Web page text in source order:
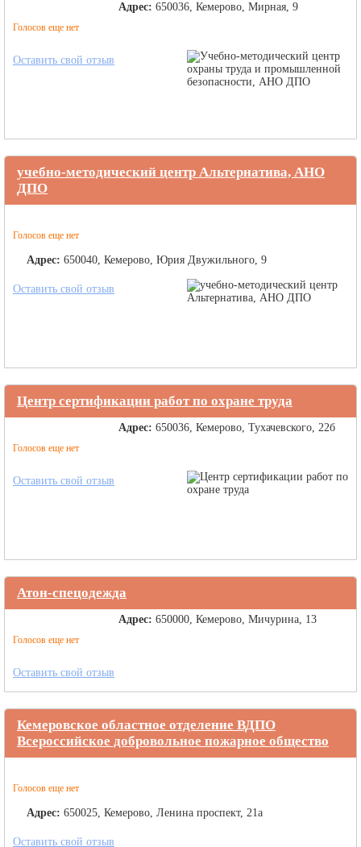
Голосов еще нет
Адрес: 650036, Кемерово, Мирная, 9
Оставить свой отзыв
учебно-методический центр Альтернатива, АНО
ДПО
Голосов еще нет
Адрес: 650040, Кемерово, Юрия Двужильного, 9
Оставить свой отзыв
Центр сертификации работ по охране труда
Голосов еще нет
Адрес: 650036, Кемерово, Тухачевского, 22б
Оставить свой отзыв
Атон-спецодежда
Голосов еще нет
Адрес: 650000, Кемерово, Мичурина, 13
Оставить свой отзыв
Кемеровское областное отделение ВДПО
Всероссийское добровольное пожарное общество
Голосов еще нет
Адрес: 650025, Кемерово, Ленина проспект, 21а
Оставить свой отзыв